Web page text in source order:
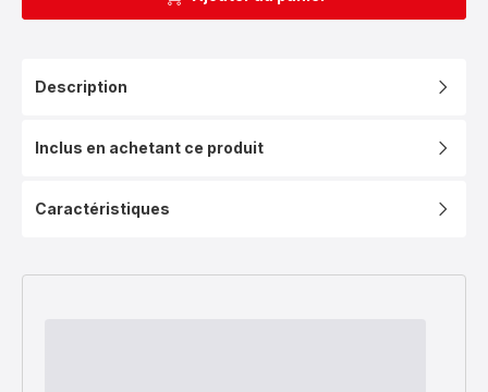
Description
Inclus en achetant ce produit
Caractéristiques